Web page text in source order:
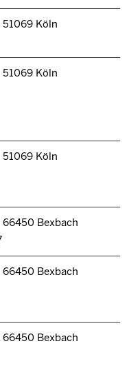
51069 Köln
51069 Köln
51069 Köln
66450 Bexbach
66450 Bexbach
66450 Bexbach